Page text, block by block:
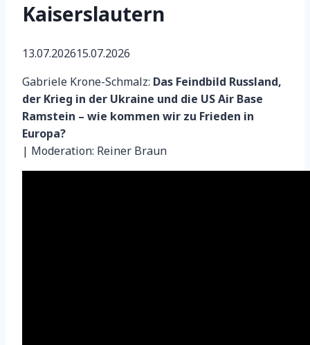
Kaiserslautern
13.07.202615.07.2026
Gabriele Krone-Schmalz: Das Feindbild Russland,
der Krieg in der Ukraine und die US Air Base
Ramstein – wie kommen wir zu Frieden in
Europa?
| Moderation: Reiner Braun